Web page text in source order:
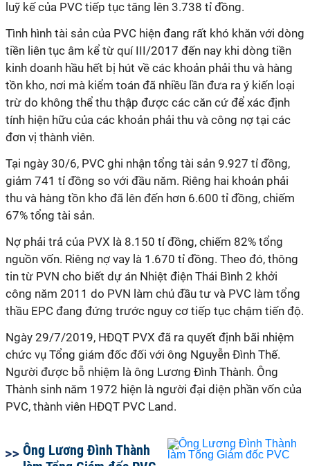
luỹ kế của PVC tiếp tục tăng lên 3.738 tỉ đồng.
Tình hình tài sản của PVC hiện đang rất khó khăn với dòng
tiền liên tục âm kể từ quíIII/2017 đến nay khi dòng tiền
kinh doanh hầu hết bị hút về các khoản phải thu và hàng
tồn kho, nơi mà kiểm toán đã nhiều lần đưa ra ý kiến loại
trừ do không thể thu thập được các căn cứ để xác định
tính hiện hữu của các khoản phải thu và công nợ tại các
đơn vị thành viên.
Tại ngày 30/6, PVC ghi nhận tổng tài sản 9.927 tỉ đồng,
giảm 741 tỉ đồng so với đầu năm. Riêng hai khoản phải
thu và hàng tồn kho đã lên đến hơn 6.600 tỉ đồng, chiếm
67% tổng tài sản.
Nợ phải trả của PVX là 8.150 tỉ đồng, chiếm 82% tổng
nguồn vốn. Riêng nợ vay là 1.670 tỉ đồng. Theo đó, thông
tin từ PVN cho biết dự án Nhiệt điện Thái Bình 2 khởi
công năm 2011 do PVN làm chủ đầu tư và PVC làm tổng
thầu EPC đang đứng trước nguy cơ tiếp tục chậm tiến độ.
Ngày 29/7/2019, HĐQT PVX đã ra quyết định bãi nhiệm
chức vụ Tổng giám đốc đối với ông Nguyễn Đình Thế.
Người được bỗ nhiệm là ông Lương Đình Thành. Ông
Thành sinh năm 1972 hiện là người đại diện phần vốn của
PVC, thành viên HĐQT PVC Land.
Ông Lương Đình Thành